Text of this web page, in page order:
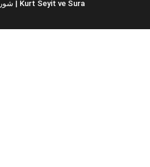
شورى | Kurt Seyit ve Sura